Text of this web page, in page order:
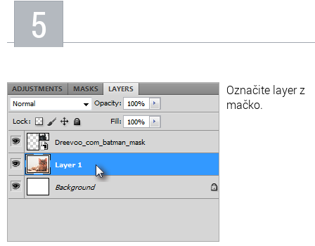
5
Označite layer z
mačko.